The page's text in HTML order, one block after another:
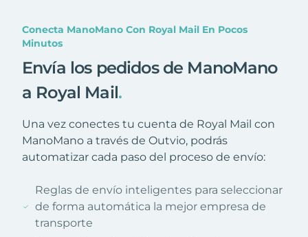
Conecta ManoMano Con Royal Mail En Pocos
Minutos
Envía los pedidos de ManoMano
a Royal Mail.
Una vez conectes tu cuenta de Royal Mail con
ManoMano a través de Outvio, podrás
automatizar cada paso del proceso de envío:
Reglas de envío inteligentes para seleccionar
de forma automática la mejor empresa de
transporte